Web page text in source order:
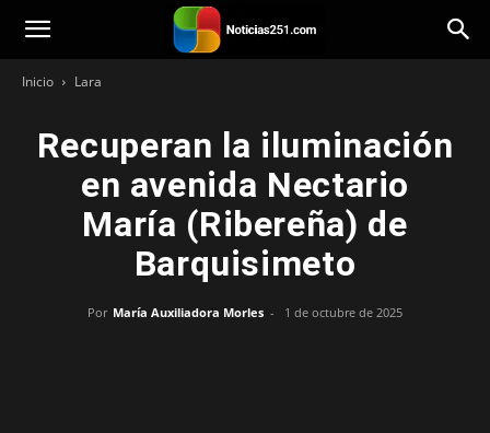
Noticias251
Inicio Lara
Recuperan la iluminación
en avenida Nectario
María (Ribereña) de
Barquisimeto
Por María Auxiliadora Morles - 1 de octubre de 2025